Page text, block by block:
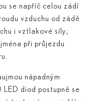
se napříč celou zádí
vzduchu od zádě
i vztlakové síly;
při průjezdu
nápadným
diod postupně se